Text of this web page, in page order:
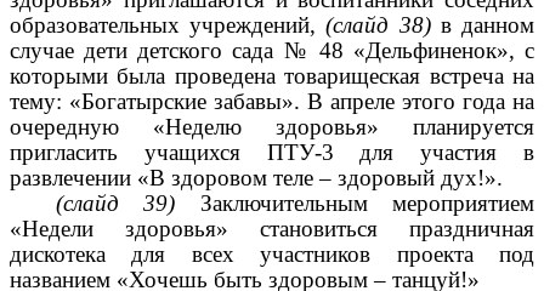
образовательных учреждений,(слайд 38)в данном
случае дети детского сада № 48 «Дельфиненок», с
которыми была проведена товарищеская встреча на
тему: «Богатырские забавы». В апреле этого года на
очередную «Неделю здоровья» планируется
пригласить учащихся ПТУ-3 для участия в
развлечении «В здоровом теле – здоровый дух!».
(слайд 39) Заключительным мероприятием
«Недели здоровья» становиться праздничная
дискотека для всех участников проекта под
названием «Хочешь быть здоровым – танцуй!»